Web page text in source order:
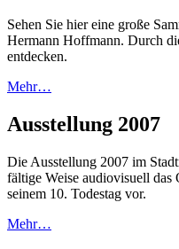
Sehen Sie hier eine große
Her­mann Hoff­mann. Durch
entdecken.
Mehr…
Ausstellung 2007
Die Ausstellung 2007 im
fältige Weise audio­visuell
seinem 10. Todestag vor.
Mehr…